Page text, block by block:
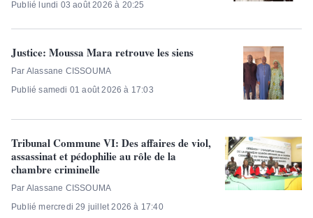
Publié lundi 03 août 2026 à 20:25
Justice: Moussa Mara retrouve les siens
Par Alassane CISSOUMA
Publié samedi 01 août 2026 à 17:03
Tribunal Commune VI: Des affaires de viol,
assassinat et pédophilie au rôle de la
chambre criminelle
Par Alassane CISSOUMA
Publié mercredi 29 juillet 2026 à 17:40